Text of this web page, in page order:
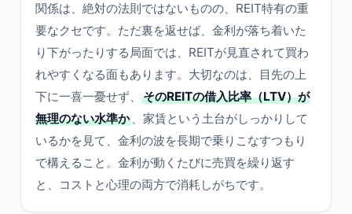
関係は、絶対の法則ではないものの、REIT特有の重
要なクセです。ただ裏を返せば、金利が落ち着いた
り下がったりする局面では、REITが見直されて買わ
れやすくなる面もあります。大切なのは、目先の上
下に一喜一憂せず、
そのREITの借入比率（LTV）が
無理のない水準か 、家賃という土台がしっかりして
いるかを見て、金利の波を長期で乗りこなすつもり
で構えること。金利が動くたびに売買を繰り返す
と、コストと心理の両方で消耗しがちです。